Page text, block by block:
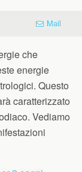
Mail
che
energie
Questo
caratterizzato
Vediamo